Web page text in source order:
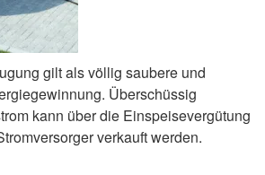
gilt als völlig saubere und
Überschüssig
kann über die Einspeisevergütung
verkauft werden.